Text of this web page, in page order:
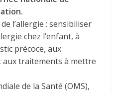
l’allergie : sensibiliser
chez l’enfant, à
précoce, aux
traitements à mettre
de la Santé (OMS),